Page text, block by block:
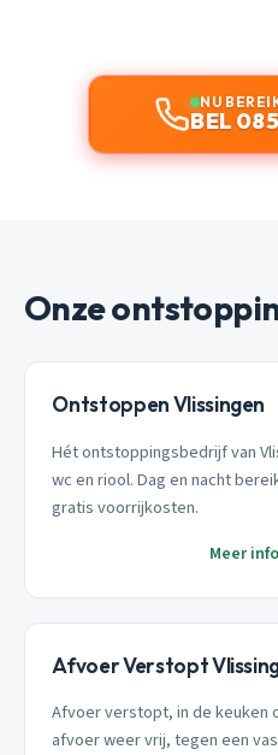
NU
BEL
Onze
Ontstoppen Vlissingen
Hét ontstoppingsbedrijf van
wc en riool. Dag en nacht
gratis voorrijkosten.
Meer
Afvoer Verstopt
Afvoer verstopt, in de keuken
afvoer weer vrij, tegen een